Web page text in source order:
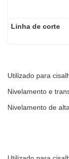
Linha de corte